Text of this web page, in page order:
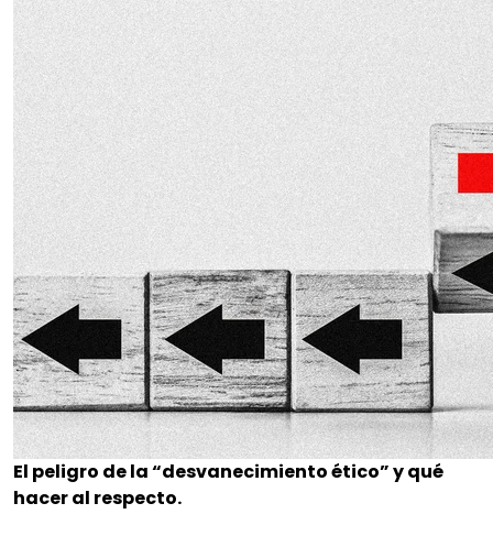
El peligro de la “desvanecimiento ético” y qué
hacer al respecto.